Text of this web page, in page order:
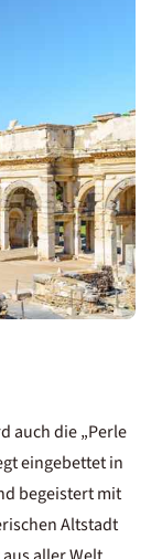
auch die „Perle
eingebettet in
begeistert mit
Altstadt